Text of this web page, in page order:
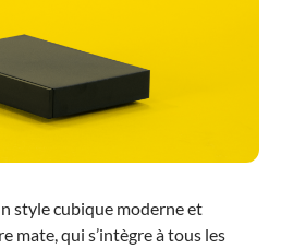
style cubique moderne et
mate, qui s’intègre à tous les